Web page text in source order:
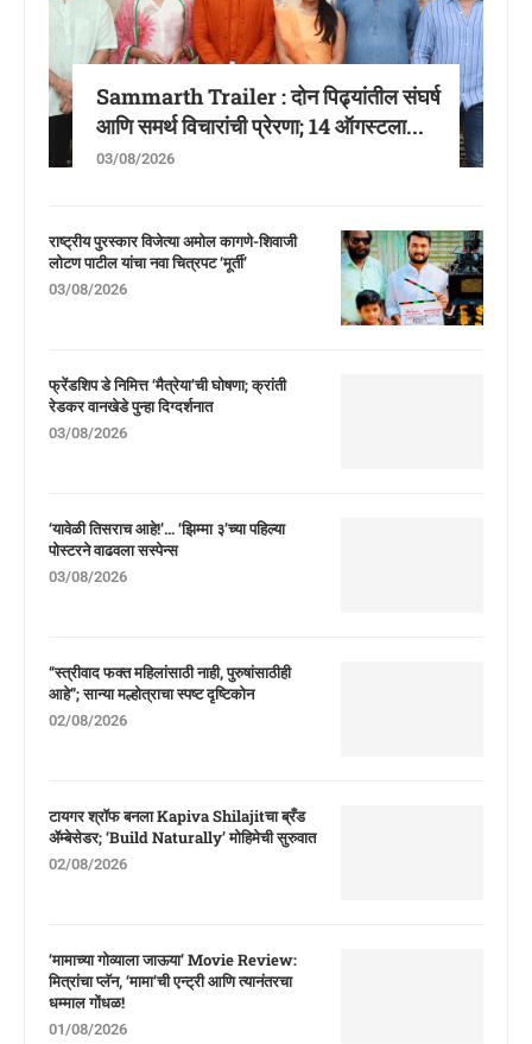
Sammarth Trailer : दोन पिढ्यांतील संघर्ष
आणि समर्थ विचारांची प्रेरणा; 14 ऑगस्टला...
03/08/2026
राष्ट्रीय पुरस्कार विजेत्या अमोल कागणे-शिवाजी
लोटण पाटील यांचा नवा चित्रपट ‘मूर्ती’
03/08/2026
फ्रेंडशिप डे निमित्त ‘मैत्रेया’ची घोषणा; क्रांती
रेडकर वानखेडे पुन्हा दिग्दर्शनात
03/08/2026
‘यावेळी तिसराच आहे!’… ‘झिम्मा ३’च्या पहिल्या
पोस्टरने वाढवला सस्पेन्स
03/08/2026
“स्त्रीवाद फक्त महिलांसाठी नाही, पुरुषांसाठीही
आहे”; सान्या मल्होत्राचा स्पष्ट दृष्टिकोन
02/08/2026
टायगर श्रॉफ बनला Kapiva Shilajitचा ब्रँड
ॲम्बेसेडर; ‘Build Naturally’ मोहिमेची सुरुवात
02/08/2026
‘मामाच्या गोव्याला जाऊया’ Movie Review:
मित्रांचा प्लॅन, ‘मामा’ची एन्ट्री आणि त्यानंतरचा
धम्माल गोंधळ!
01/08/2026